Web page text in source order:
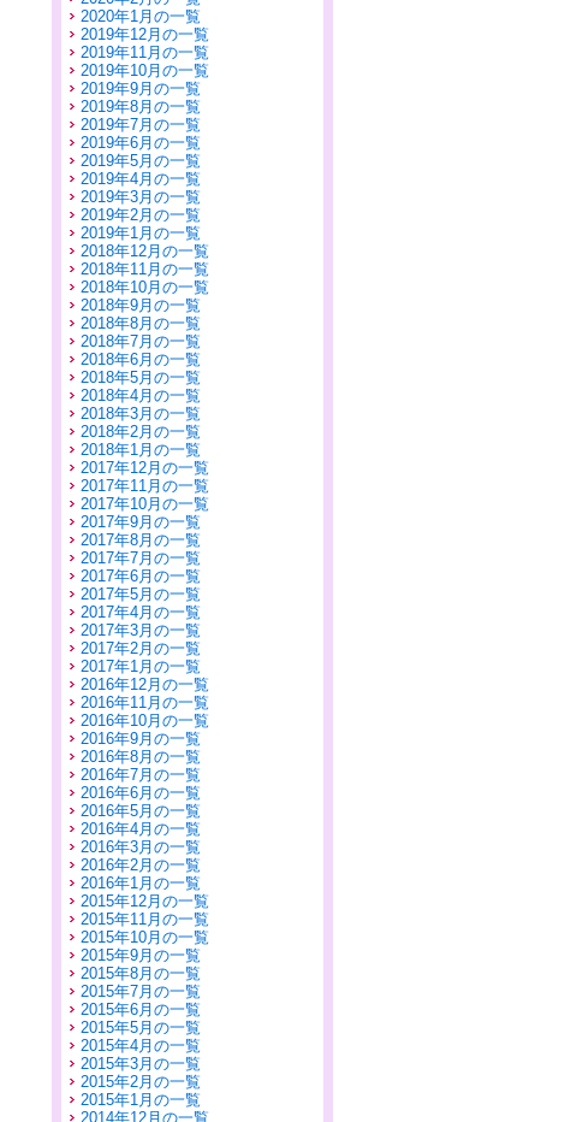
2020年1月の一覧
2019年12月の一覧
2019年11月の一覧
2019年10月の一覧
2019年9月の一覧
2019年8月の一覧
2019年7月の一覧
2019年6月の一覧
2019年5月の一覧
2019年4月の一覧
2019年3月の一覧
2019年2月の一覧
2019年1月の一覧
2018年12月の一覧
2018年11月の一覧
2018年10月の一覧
2018年9月の一覧
2018年8月の一覧
2018年7月の一覧
2018年6月の一覧
2018年5月の一覧
2018年4月の一覧
2018年3月の一覧
2018年2月の一覧
2018年1月の一覧
2017年12月の一覧
2017年11月の一覧
2017年10月の一覧
2017年9月の一覧
2017年8月の一覧
2017年7月の一覧
2017年6月の一覧
2017年5月の一覧
2017年4月の一覧
2017年3月の一覧
2017年2月の一覧
2017年1月の一覧
2016年12月の一覧
2016年11月の一覧
2016年10月の一覧
2016年9月の一覧
2016年8月の一覧
2016年7月の一覧
2016年6月の一覧
2016年5月の一覧
2016年4月の一覧
2016年3月の一覧
2016年2月の一覧
2016年1月の一覧
2015年12月の一覧
2015年11月の一覧
2015年10月の一覧
2015年9月の一覧
2015年8月の一覧
2015年7月の一覧
2015年6月の一覧
2015年5月の一覧
2015年4月の一覧
2015年3月の一覧
2015年2月の一覧
2015年1月の一覧
2014年12月の一覧